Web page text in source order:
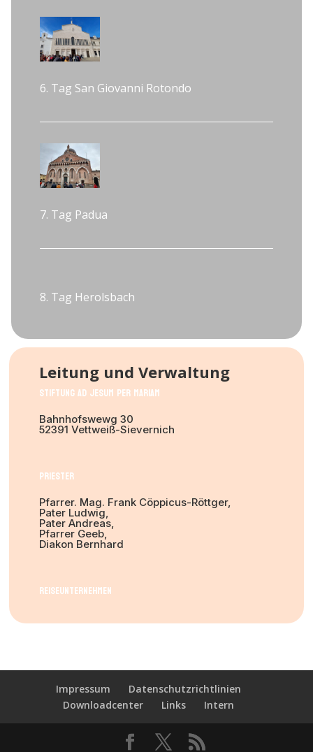
6. Tag San Giovanni Rotondo
7. Tag Padua
8. Tag Herolsbach
Leitung und Verwaltung
Stiftung Ad Jesum per Mariam
Bahnhofswewg 30
52391 Vettweiß-Sievernich
Priester
Pfarrer. Mag. Frank Cöppicus-Röttger,
Pater Ludwig,
Pater Andreas,
Pfarrer Geeb,
Diakon Bernhard
Reiseunternehmen
Impressum
Datenschutzrichtlinien
Downloadcenter
Links Intern